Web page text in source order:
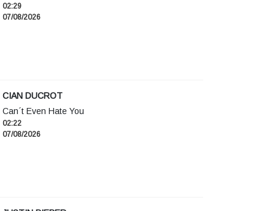
02:29
07/08/2026
CIAN DUCROT
Can´t Even Hate You
02:22
07/08/2026